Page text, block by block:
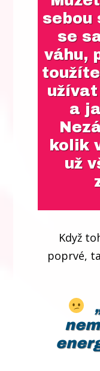
sebou
se
váhu,
a
kolik
už
Když
poprvé,